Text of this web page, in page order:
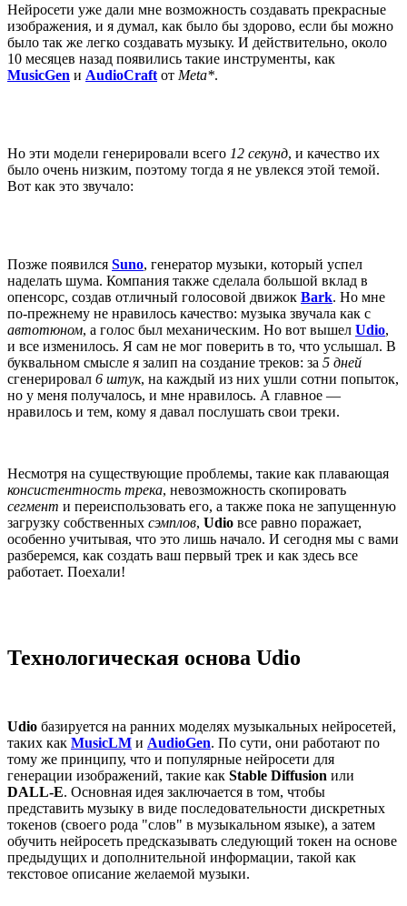
Нейросети уже дали мне возможность создавать прекрасные
изображения, и я думал, как было бы здорово, если бы можно
было так же легко создавать музыку. И действительно, около
10 месяцев назад появились такие инструменты, как
MusicGen и AudioCraft от Meta*.
Но эти модели генерировали всего 12 секунд, и качество их
было очень низким, поэтому тогда я не увлекся этой темой.
Вот как это звучало:
Позже появился Suno, генератор музыки, который успел
наделать шума. Компания также сделала большой вклад в
опенсорс, создав отличный голосовой движок Bark. Но мне
по-прежнему не нравилось качество: музыка звучала как с
автотюном, а голос был механическим. Но вот вышел Udio,
и все изменилось. Я сам не мог поверить в то, что услышал. В
буквальном смысле я залип на создание треков: за 5 дней
сгенерировал 6 штук, на каждый из них ушли сотни попыток,
но у меня получалось, и мне нравилось. А главное —
нравилось и тем, кому я давал послушать свои треки.
Несмотря на существующие проблемы, такие как плавающая
консистентность трека, невозможность скопировать
сегмент и переиспользовать его, а также пока не запущенную
загрузку собственных сэмплов, Udio все равно поражает,
особенно учитывая, что это лишь начало. И сегодня мы с вами
разберемся, как создать ваш первый трек и как здесь все
работает. Поехали!
Технологическая основа Udio
Udio базируется на ранних моделях музыкальных нейросетей,
таких как MusicLM и AudioGen. По сути, они работают по
тому же принципу, что и популярные нейросети для
генерации изображений, такие как Stable Diffusion или
DALL-E. Основная идея заключается в том, чтобы
представить музыку в виде последовательности дискретных
токенов (своего рода "слов" в музыкальном языке), а затем
обучить нейросеть предсказывать следующий токен на основе
предыдущих и дополнительной информации, такой как
текстовое описание желаемой музыки.